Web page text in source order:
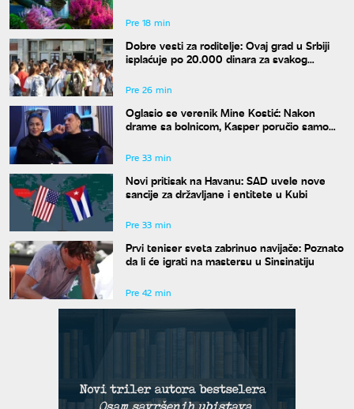
Pre 18 min
Dobre vesti za roditelje: Ovaj grad u Srbiji
isplaćuje po 20.000 dinara za svakog
Pre 26 min
Oglasio se verenik Mine Kostić: Nakon
drame sa bolnicom, Kasper poručio samo
Pre 33 min
Novi pritisak na Havanu: SAD uvele nove
sancije za državljane i entitete u Kubi
Pre 33 min
Prvi teniser sveta zabrinuo navijače: Poznato
da li će igrati na mastersu u Sinsinatiju
Pre 42 min